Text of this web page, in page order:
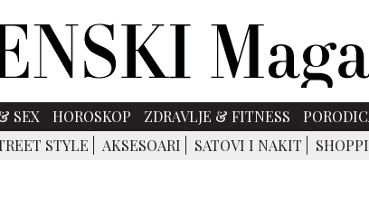
SEX HOROSKOP ZDRAVLJE & FITNESS
STYLE AKSESOARI SATOVI I NAKIT